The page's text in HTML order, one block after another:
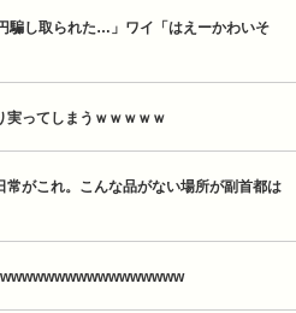
騙し取られた…」ワイ「はえーかわいそ
実ってしまうｗｗｗｗｗ
常がこれ。こんな品がない場所が副首都は